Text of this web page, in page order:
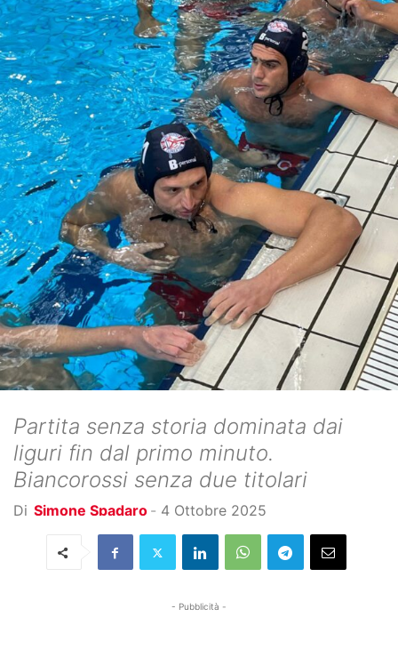
Partita senza storia dominata dai
liguri fin dal primo minuto.
Biancorossi senza due titolari
Di Simone Spadaro - 4 Ottobre 2025
- Pubblicità -